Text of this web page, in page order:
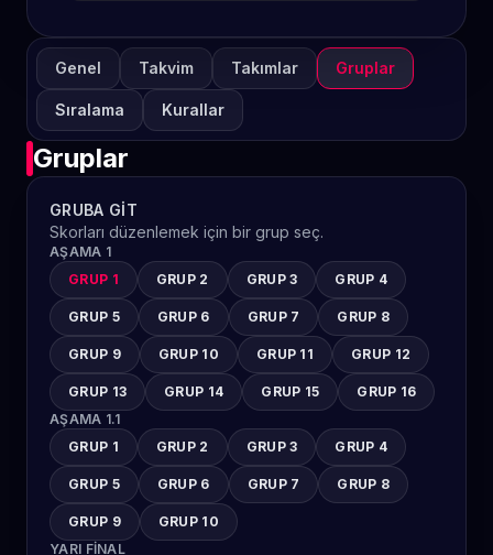
Genel Takvim Takımlar Gruplar
Sıralama Kurallar
Gruplar
GRUBA GIT
Skorları düzenlemek için bir grup seç.
AŞAMA 1
GRUP 1
GRUP 2 GRUP 3 GRUP 4
GRUP 5 GRUP 6 GRUP 7 GRUP 8
GRUP 9 GRUP 10 GRUP 11 GRUP 12
GRUP 13 GRUP 14 GRUP 15
GRUP 16
AŞAMA 1.1
GRUP 1
GRUP 2 GRUP 3 GRUP 4
GRUP 5 GRUP 6 GRUP 7 GRUP 8
GRUP 9
GRUP 10
YARI FINAL